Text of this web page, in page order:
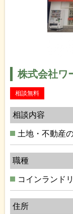
株式会社ワ
相談無料
相談内容
土地・不動産
職種
コインランド
住所